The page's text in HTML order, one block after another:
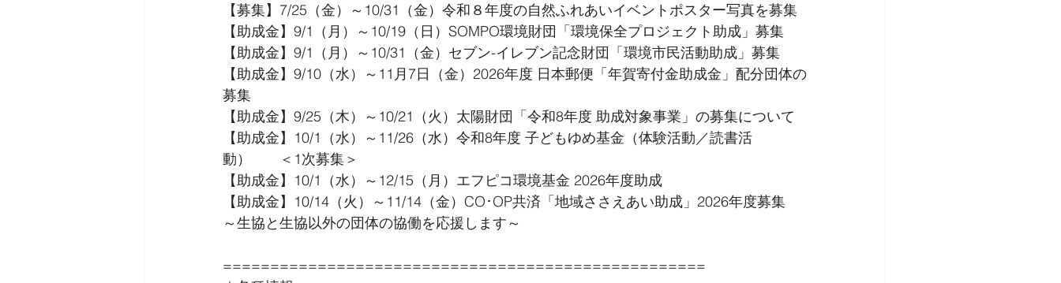
【募集】7/25（金）～10/31（金）令和８年度の自然ふれあいイベントポスター写真を募集
【助成金】9/1（月）～10/19（日）SOMPO環境財団「環境保全プロジェクト助成」募集
【助成金】9/1（月）～10/31（金）セブン-イレブン記念財団「環境市民活動助成」募集
【助成金】9/10（水）～11月7日（金）2026年度 日本郵便「年賀寄付金助成金」配分団体の
募集
【助成金】9/25（木）～10/21（火）太陽財団「令和8年度 助成対象事業」の募集について
【助成金】10/1（水）～11/26（水）令和8年度 子どもゆめ基金（体験活動／読書活
動）　　＜1次募集＞
【助成金】10/1（水）～12/15（月）エフピコ環境基金 2026年度助成
【助成金】10/14（火）～11/14（金）CO･OP共済「地域ささえあい助成」2026年度募集
～生協と生協以外の団体の協働を応援します～
===================================================